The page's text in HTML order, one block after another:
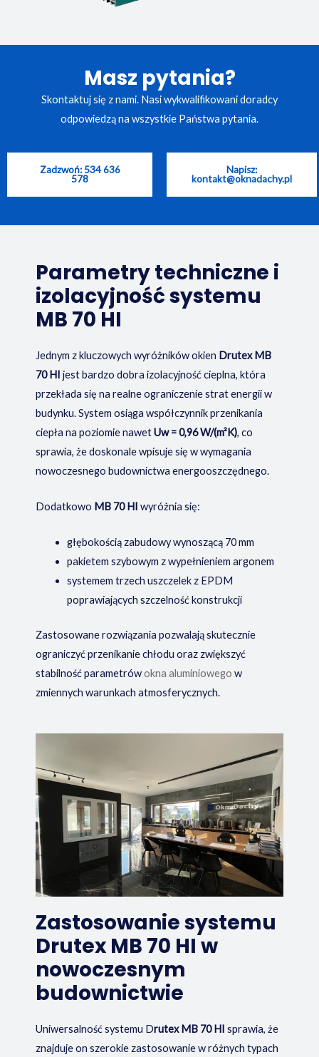
Masz pytania?
Skontaktuj się z nami. Nasi wykwalifikowani doradcy
odpowiedzą na wszystkie Państwa pytania.
Zadzwoń: 534 636
578
Napisz:
kontakt@oknadachy.pl
Parametry techniczne i
izolacyjność systemu
MB 70 HI
Jednym z kluczowych wyróżników okien Drutex MB
70 HI jest bardzo dobra izolacyjność cieplna, która
przekłada się na realne ograniczenie strat energii w
budynku. System osiąga współczynnik przenikania
ciepła na poziomie nawetUw = 0,96 W/(m²K), co
sprawia, że doskonale wpisuje się w wymagania
nowoczesnego budownictwa energooszczędnego.
Dodatkowo MB 70 HI wyróżnia się:
głębokością zabudowy wynoszącą 70 mm
pakietem szybowym z wypełnieniem argonem
systemem trzech uszczelek z EPDM
poprawiających szczelność konstrukcji
Zastosowane rozwiązania pozwalają skutecznie
ograniczyć przenikanie chłodu oraz zwiększyć
stabilność parametrówokna aluminiowego w
zmiennych warunkach atmosferycznych.
Zastosowanie systemu
Drutex MB 70 HI w
nowoczesnym
budownictwie
Uniwersalność systemu Drutex MB 70 HI sprawia, że
znajduje on szerokie zastosowanie w różnych typach